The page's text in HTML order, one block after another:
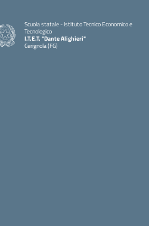
Scuola statale - Istituto Tecnico Economico e
Tecnologico
I.T.E.T. "Dante Alighieri"
Cerignola (FG)
— Visita la pagina iniziale della scuola